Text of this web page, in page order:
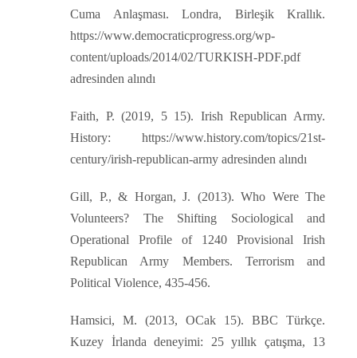
Cuma Anlaşması. Londra, Birleşik Krallık.
https://www.democraticprogress.org/wp-
content/uploads/2014/02/TURKISH-PDF.pdf
adresinden alındı
Faith, P. (2019, 5 15). Irish Republican Army.
History: https://www.history.com/topics/21st-
century/irish-republican-army adresinden alındı
Gill, P., & Horgan, J. (2013). Who Were The
Volunteers? The Shifting Sociological and
Operational Profile of 1240 Provisional Irish
Republican Army Members. Terrorism and
Political Violence, 435-456.
Hamsici, M. (2013, OCak 15). BBC Türkçe.
Kuzey İrlanda deneyimi: 25 yıllık çatışma, 13